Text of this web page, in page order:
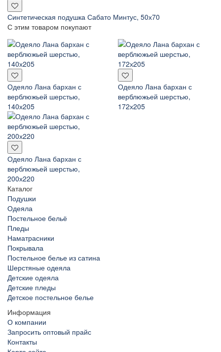
Синтетическая подушка Сабато Минтус, 50х70
С этим товаром покупают
Одеяло Лана бархан с
верблюжьей шерстью,
140х205
Одеяло Лана бархан с
верблюжьей шерстью,
172х205
Одеяло Лана бархан с
верблюжьей шерстью,
200х220
Каталог
Подушки
Одеяла
Постельное бельё
Пледы
Наматрасники
Покрывала
Постельное белье из сатина
Шерстяные одеяла
Детские одеяла
Детские пледы
Детское постельное белье
Информация
О компании
Запросить оптовый прайс
Контакты